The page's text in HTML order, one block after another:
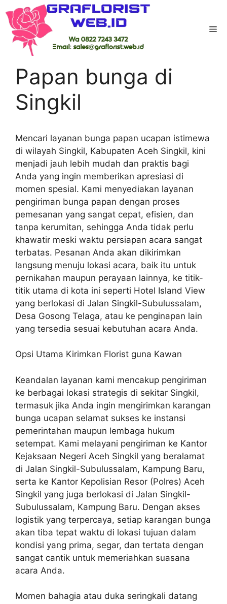
to
content
Home -Kab Aceh Singkil
Singkil
Papan bunga di
Singkil
Mencari layanan bunga papan ucapan istimewa
di wilayah Singkil, Kabupaten Aceh Singkil, kini
menjadi jauh lebih mudah dan praktis bagi
Anda yang ingin memberikan apresiasi di
momen spesial. Kami menyediakan layanan
pengiriman bunga papan dengan proses
pemesanan yang sangat cepat, efisien, dan
tanpa kerumitan, sehingga Anda tidak perlu
khawatir meski waktu persiapan acara sangat
terbatas. Pesanan Anda akan dikirimkan
langsung menuju lokasi acara, baik itu untuk
pernikahan maupun perayaan lainnya, ke titik-
titik utama di kota ini seperti Hotel Island View
yang berlokasi di Jalan Singkil-Subulussalam,
Desa Gosong Telaga, atau ke penginapan lain
yang tersedia sesuai kebutuhan acara Anda.
Opsi Utama Kirimkan Florist guna Kawan
Keandalan layanan kami mencakup pengiriman
ke berbagai lokasi strategis di sekitar Singkil,
termasuk jika Anda ingin mengirimkan karangan
bunga ucapan selamat sukses ke instansi
pemerintahan maupun lembaga hukum
setempat. Kami melayani pengiriman ke Kantor
Kejaksaan Negeri Aceh Singkil yang beralamat
di Jalan Singkil-Subulussalam, Kampung Baru,
serta ke Kantor Kepolisian Resor (Polres) Aceh
Singkil yang juga berlokasi di Jalan Singkil-
Subulussalam, Kampung Baru. Dengan akses
logistik yang terpercaya, setiap karangan bunga
akan tiba tepat waktu di lokasi tujuan dalam
kondisi yang prima, segar, dan tertata dengan
sangat cantik untuk memeriahkan suasana
acara Anda.
Momen bahagia atau duka seringkali datang